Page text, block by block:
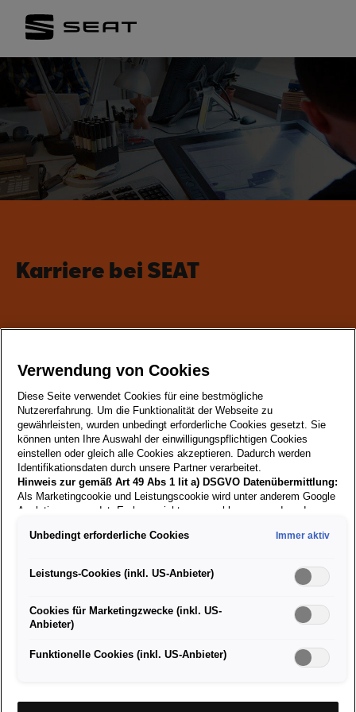
Karriere bei SEAT
Zurück zur
Suche
02.06.2026
Serviceassistent (m/w/d) –
Deine Aufgaben:
Unterstützung unserer Serviceberater im
Tagesgeschäft
Verwendung von Cookies
Diese Seite verwendet Cookies für eine bestmögliche
Nutzererfahrung. Um die Funktionalität der Webseite zu
gewährleisten, wurden unbedingt erforderliche Cookies gesetzt. Sie
können unten Ihre Auswahl der einwilligungspflichtigen Cookies
einstellen oder gleich alle Cookies akzeptieren. Dadurch werden
Identifikationsdaten durch unsere Partner verarbeitet.
Hinweis zur gemäß Art 49 Abs 1 lit a) DSGVO Datenübermittlung:
Als Marketingcookie und Leistungscookie wird unter anderem Google
Analytics verwendet. Es kann nicht ausgeschlossen werden, dass
die USA (insbesondere dort an die Google LLC) weitergibt. In den
gleichwertiges Datenschutzniveau und es fehlt an einem
Angemessenheitsbeschluss der Europäischen Kommission. Hieraus
Betroffener in den USA nicht wirksam durchsetzen können, in den
USA keine Datenschutzgrundsätze bestehen, und weil nicht
Sicherheitsbehörden einen Zugriff auf Daten erlangen können, wobei
Eingriffe in Ihre persönlichen Rechte und Freiheiten nicht auf das
Unbedingt erforderliche Cookies Immer aktiv
Leistungs-Cookies (inkl. US-Anbieter)
Cookies für Marketingzwecke (inkl. US-
Anbieter)
Funktionelle Cookies (inkl. US-Anbieter)